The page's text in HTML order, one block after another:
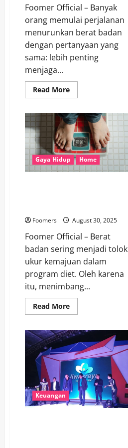
Foomer Official – Banyak
orang memulai perjalanan
menurunkan berat badan
dengan pertanyaan yang
sama: lebih penting
menjaga...
Read MoreRead
more
atau
Olahraga,
Mana
yang
Lebih
Efektif
untuk
Menurunkan
Berat
Gaya Hidup Home
Foomers August 30, 2025
Foomer Official – Berat
badan sering menjadi tolok
ukur kemajuan dalam
program diet. Oleh karena
itu, menimbang...
Read MoreRead
more
dan
Bagaimana
Menimbang
Berat
Badan
yang
Akurat
dan
Tepat
Keuangan